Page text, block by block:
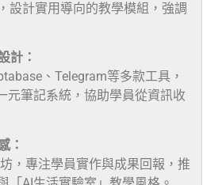
設計實用導向的教學模組，強調
計：
、Telegram等多款工具，
元筆記系統，協助學員從資訊收
：
，專注學員實作與成果回報，推